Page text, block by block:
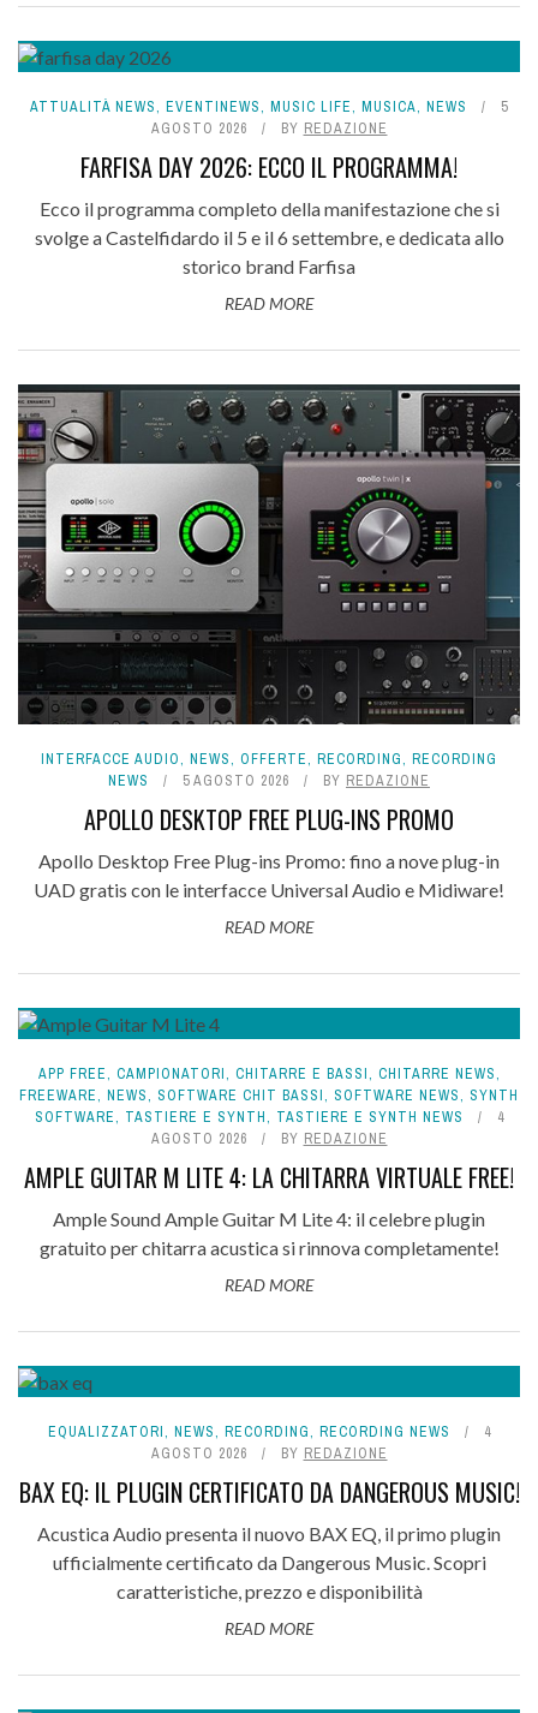
ATTUALITÀ NEWS, EVENTINEWS, MUSIC LIFE, MUSICA, NEWS
5
AGOSTO 2026
BY REDAZIONE
FARFISA DAY 2026: ECCO IL PROGRAMMA!
Ecco il programma completo della manifestazione che si
svolge a Castelfidardo il 5 e il 6 settembre, e dedicata allo
storico brand Farfisa
READ MORE
INTERFACCE AUDIO, NEWS, OFFERTE, RECORDING, RECORDING
NEWS
5 AGOSTO 2026 BY REDAZIONE
APOLLO DESKTOP FREE PLUG-INS PROMO
Apollo Desktop Free Plug-ins Promo: fino a nove plug-in
UAD gratis con le interfacce Universal Audio e Midiware!
READ MORE
APP FREE, CAMPIONATORI, CHITARRE E BASSI, CHITARRE NEWS,
FREEWARE, NEWS, SOFTWARE CHIT BASSI, SOFTWARE NEWS, SYNTH
SOFTWARE, TASTIERE E SYNTH, TASTIERE E SYNTH NEWS
4
AGOSTO 2026
BY REDAZIONE
AMPLE GUITAR M LITE 4: LA CHITARRA VIRTUALE FREE!
Ample Sound Ample Guitar M Lite 4: il celebre plugin
gratuito per chitarra acustica si rinnova completamente!
READ MORE
EQUALIZZATORI, NEWS, RECORDING, RECORDING NEWS
4
AGOSTO 2026
BY REDAZIONE
BAX EQ: IL PLUGIN CERTIFICATO DA DANGEROUS MUSIC!
Acustica Audio presenta il nuovo BAX EQ, il primo plugin
ufficialmente certificato da Dangerous Music. Scopri
caratteristiche, prezzo e disponibilità
READ MORE